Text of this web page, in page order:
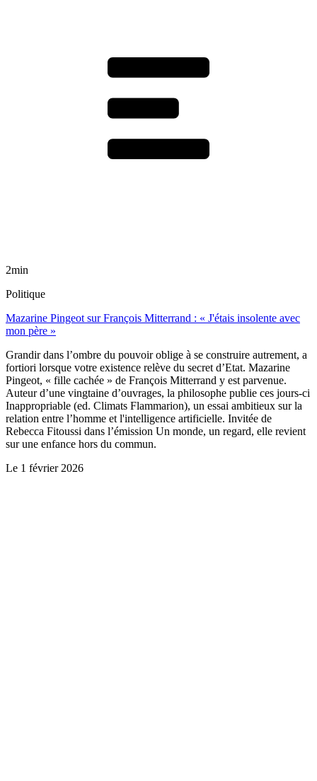
2min
Politique
Mazarine Pingeot sur François Mitterrand : « J'étais insolente avec
mon père »
Grandir dans l’ombre du pouvoir oblige à se construire autrement, a
fortiori lorsque votre existence relève du secret d’Etat. Mazarine
Pingeot, « fille cachée » de François Mitterrand y est parvenue.
Auteur d’une vingtaine d’ouvrages, la philosophe publie ces jours-ci
Inappropriable (ed. Climats Flammarion), un essai ambitieux sur la
relation entre l’homme et l'intelligence artificielle. Invitée de
Rebecca Fitoussi dans l’émission Un monde, un regard, elle revient
sur une enfance hors du commun.
Le 1 février 2026